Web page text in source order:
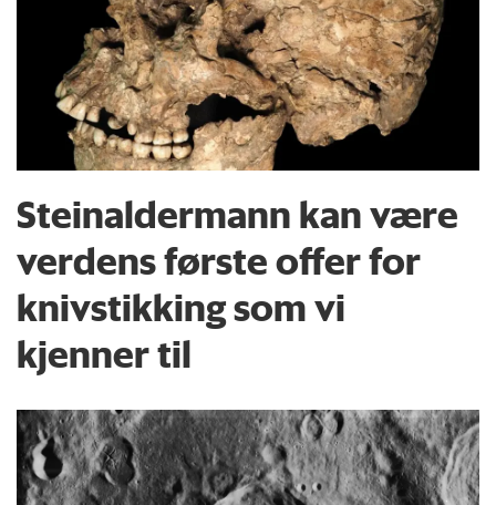
Steinaldermann kan være
verdens første offer for
knivstikking som vi
kjenner til